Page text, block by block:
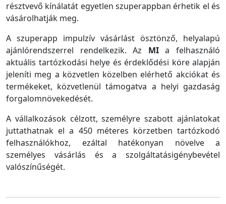
résztvevő kínálatát egyetlen szuperappban érhetik el és
vásárolhatják meg.
A szuperapp impulzív vásárlást ösztönző, helyalapú
ajánlórendszerrel rendelkezik. Az MIa felhasználó
aktuális tartózkodási helye és érdeklődési köre alapján
jeleníti meg a közvetlen közelben elérhető akciókat és
termékeket, közvetlenül támogatva a helyi gazdaság
forgalomnövekedését.
A vállalkozások célzott, személyre szabott ajánlatokat
juttathatnak el a 450 méteres körzetben tartózkodó
felhasználókhoz, ezáltal hatékonyan növelve a
személyes vásárlás és a szolgáltatásigénybevétel
valószínűségét.